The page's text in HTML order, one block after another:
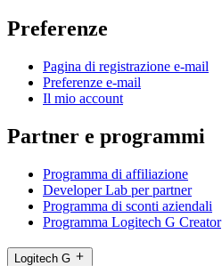
Preferenze
Pagina di registrazione e-mail
Preferenze e-mail
Il mio account
Partner e programmi
Programma di affiliazione
Developer Lab per partner
Programma di sconti aziendali
Programma Logitech G Creator
Logitech G